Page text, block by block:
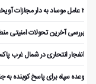
۲ عامل موساد به دار مجازات آویخته شدند
بررسی آخرین تحولات امنیتی
انفجار انتحاری در شمال غرب پاکستان ۷ کشته
وعده سپاه برای پاسخ کوبنده به